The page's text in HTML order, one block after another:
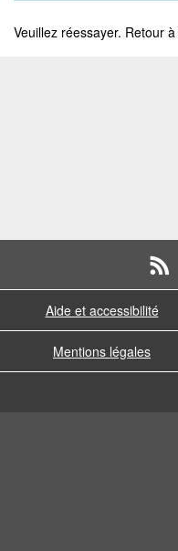
Veuillez réessayer. Retour
Aide et accessibilité
Mentions légales